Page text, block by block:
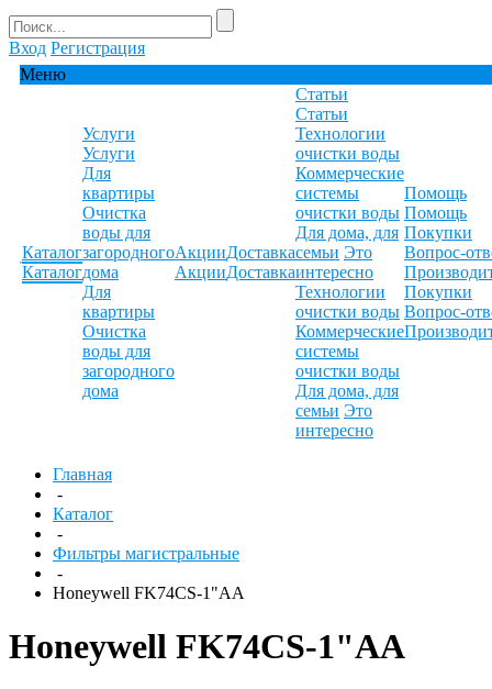
Вход Регистрация
Меню
Каталог
Каталог
Услуги
Услуги
Для
квартиры
Очистка
воды для
загородного
дома
Для
квартиры
Очистка
воды для
загородного
дома
Акции
Акции
Доставка
Доставка
Статьи
Статьи
Технологии
очистки воды
Коммерческие
системы
очистки воды
Для дома, для
семьи Это
интересно
Технологии
очистки воды
Коммерческие
системы
очистки воды
Для дома, для
семьи Это
интересно
Помощь
Помощь
Покупки
Вопрос-
Покупки
Вопрос-
Главная
-
Каталог
-
Фильтры магистральные
-
Honeywell FK74CS-1"AA
Honeywell FK74CS-1"AA